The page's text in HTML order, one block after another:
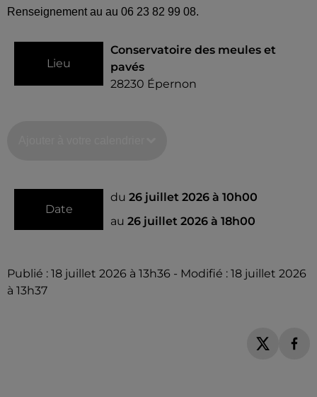
Renseignement au au 06 23 82 99 08.
Lieu
Conservatoire des meules et
pavés
28230 Épernon
Date
du 26 juillet 2026 à 10h00
au 26 juillet 2026 à 18h00
Publié : 18 juillet 2026 à 13h36 - Modifié : 18 juillet 2026
à 13h37